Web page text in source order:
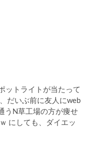
ットライトが当たって
だいぶ前に友人にweb
うN草工場の方が痩せ
にしても、ダイエッ